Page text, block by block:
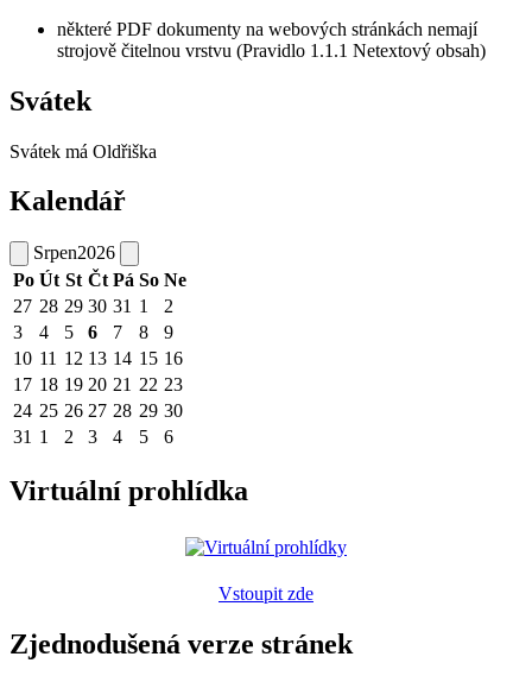
některé PDF dokumenty na webových stránkách nemají
strojově čitelnou vrstvu (Pravidlo 1.1.1 Netextový obsah)
Svátek
Svátek má Oldřiška
Kalendář
Srpen2026
Po Út St Čt Pá So Ne
27 28 29 30 31 1
2
3
4 5 6 7 8
9
10 11 12 13 14 15 16
17 18 19 20 21 22 23
24 25 26 27 28 29 30
31 1 2 3 4 5 6
Virtuální prohlídka
Vstoupit zde
Zjednodušená verze stránek